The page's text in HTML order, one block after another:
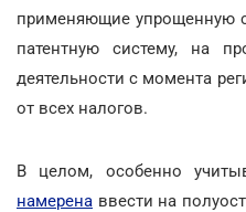
применяющие упрощенную
патентную систему, на
деятельности с момента
от всех налогов.
В целом, особенно
намерена ввести на